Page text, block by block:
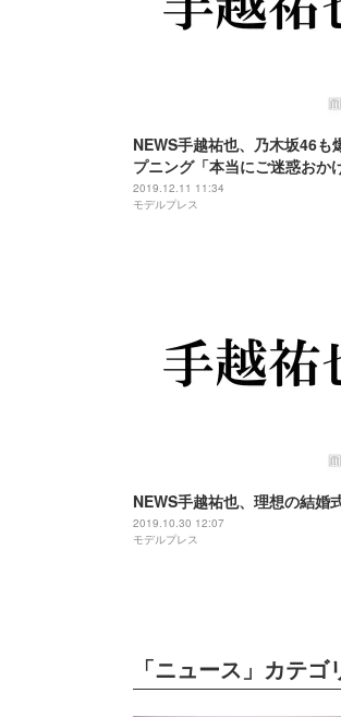
NEWS手越祐也、乃木坂46も
プニング「本当にご迷惑おか
た」
2019.12.11 11:34
モデルプレス
NEWS手越祐也、理想の結婚
2019.10.30 12:07
モデルプレス
「ニュース」カテ